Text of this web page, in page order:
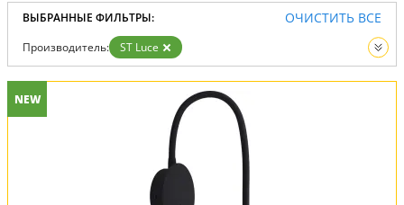
ВЫБРАННЫЕ ФИЛЬТРЫ: ОЧИСТИТЬ ВСЕ
Производитель:
ST Luce
Вид:
Светильники
Настольные лампы
Торшеры
NEW